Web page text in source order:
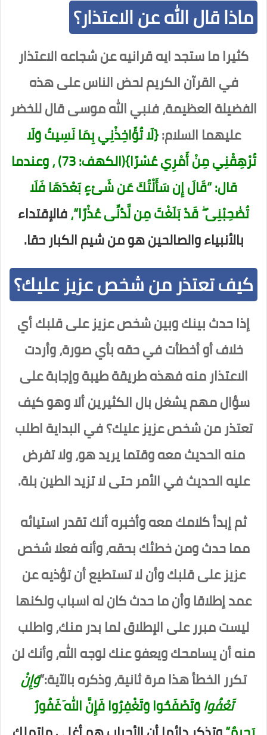
ماذا قال الله عن الاعتذار؟
كثيرا ما ستجد ايه قرانيه عن شجاعه الاعتذار
في القرآن الكريم لحض الناس على هذه
الفضيلة العظيمة، فنبي الله موسى قال للخضر
عليهما السلام:{لَا تُؤَاخِذْنِي بِمَا نَسِيتُ وَلَا
تُرْهِقْنِي مِنْ أَمْرِي عُسْرًا
}(الكهف: 73) ، وعندما
قال:“قَالَ إِن سَأَلْتُكَ عَن شَىْءٍ بَعْدَهَا فَلَا
تُصَٰحِبْنِى ۖ قَدْ بَلَغْتَ مِن لَّدُنِّى عُذْرًا”،فالإقتداء
بالأنبياء والصالحين هو من شيم الكبار حقا.
كيف تعتذر من شخص عزيز عليك؟
إذا حدث بينك وبين شخص عزيز على قلبك أي
خلاف أو أخطأت في حقه بأي صورة، وأردت
الاعتذار منه فهذه طريقة طيبة وإجابة على
سؤال مهم يشغل بال الكثيرين ألا وهو كيف
تعتذر من شخص عزيز عليك؟ في البداية اطلب
منه الحديث معه وقتما يريد هو، ولا تفرض
عليه الحديث في الأمر حتى لا تزيد الطين بلة.
ثم إبدأ كلامك معه وأخبره أنك تقدر استيائه
مما حدث ومن خطئك بحقه، وأنه فعلا شخص
عزيز على قلبك وأن لا تستطيع أن تؤذيه عن
عمد إطلاقا وأن ما حدث كان له اسباب ولكنها
ليست مبرر على الإطلاق لما بدر منك، واطلب
منه أن يسامحك ويعفو عنك لوجه الله، وأنك لن
تكرر الخطأ هذا مرة ثانية، وذكره بالآية:”وَإِنْ
تَعْفُواوَتَصْفَحُوا وَتَغْفِرُوا فَإِنَّ اللهَ غَفُورٌ